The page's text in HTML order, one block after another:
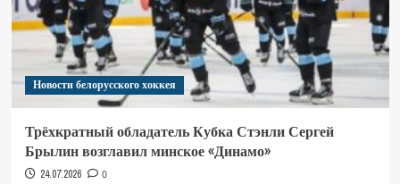
Новости белорусского хоккея
Трёхкратный обладатель Кубка Стэнли Сергей
Брылин возглавил минское «Динамо»
24.07.2026 0